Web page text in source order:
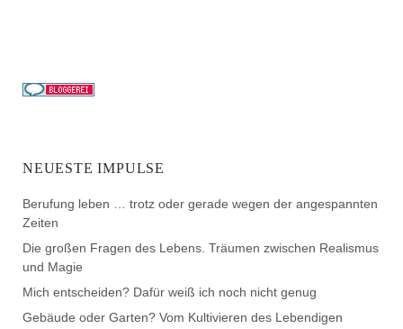
NEUESTE IMPULSE
Berufung leben … trotz oder gerade wegen der angespannten
Zeiten
Die großen Fragen des Lebens. Träumen zwischen Realismus
und Magie
Mich entscheiden? Dafür weiß ich noch nicht genug
Gebäude oder Garten? Vom Kultivieren des Lebendigen